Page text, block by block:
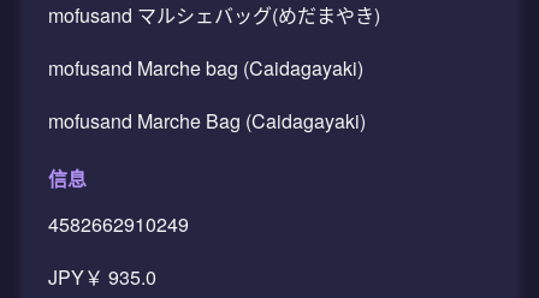
mofusand マルシェバッグ(めだまやき)
mofusand Marche bag (Caidagayaki)
mofusand Marche Bag (Caidagayaki)
信息
4582662910249
JPY￥ 935.0